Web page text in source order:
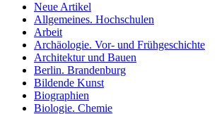
Neue Artikel
Allgemeines. Hochschulen
Arbeit
Archäologie. Vor- und Frühgeschichte
Architektur und Bauen
Berlin. Brandenburg
Bildende Kunst
Biographien
Biologie. Chemie